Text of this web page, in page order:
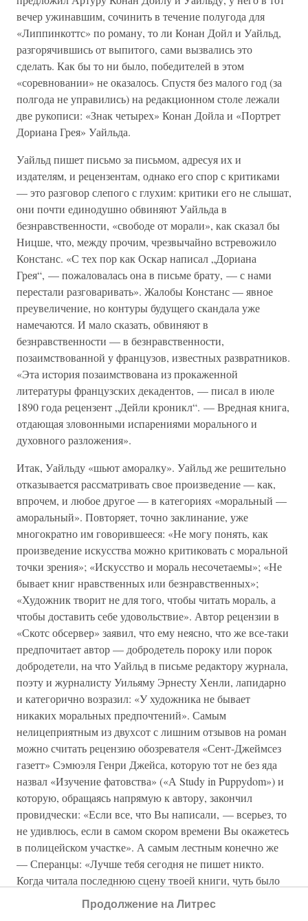
вечер ужинавшим, сочинить в течение полугода для
«Липпинкоттс» по роману, то ли Конан Дойл и Уайльд,
разгорячившись от выпитого, сами вызвались это
сделать. Как бы то ни было, победителей в этом
«соревновании» не оказалось. Спустя без малого год (за
полгода не управились) на редакционном столе лежали
две рукописи: «Знак четырех» Конан Дойла и «Портрет
Дориана Грея» Уайльда.
Уайльд пишет письмо за письмом, адресуя их и
издателям, и рецензентам, однако его спор с критиками
— это разговор слепого с глухим: критики его не слышат,
они почти единодушно обвиняют Уайльда в
безнравственности, «свободе от морали», как сказал бы
Ницше, что, между прочим, чрезвычайно встревожило
Констанс. «С тех пор как Оскар написал „Дориана
Грея“, — пожаловалась она в письме брату, — с нами
перестали разговаривать». Жалобы Констанс — явное
преувеличение, но контуры будущего скандала уже
намечаются. И мало сказать, обвиняют в
безнравственности — в безнравственности,
позаимствованной у французов, известных развратников.
«Эта история позаимствована из прокаженной
литературы французских декадентов, — писал в июле
1890 года рецензент „Дейли кроникл“. — Вредная книга,
отдающая зловонными испарениями морального и
духовного разложения».
Итак, Уайльду «шьют аморалку». Уайльд же решительно
отказывается рассматривать свое произведение — как,
впрочем, и любое другое — в категориях «моральный —
аморальный». Повторяет, точно заклинание, уже
многократно им говорившееся: «Не могу понять, как
произведение искусства можно критиковать с моральной
точки зрения»; «Искусство и мораль несочетаемы»; «Не
бывает книг нравственных или безнравственных»;
«Художник творит не для того, чтобы читать мораль, а
чтобы доставить себе удовольствие». Автор рецензии в
«Скотс обсервер» заявил, что ему неясно, что же все-таки
предпочитает автор — добродетель пороку или порок
добродетели, на что Уайльд в письме редактору журнала,
поэту и журналисту Уильяму Эрнесту Хенли, лапидарно
и категорично возразил: «У художника не бывает
никаких моральных предпочтений». Самым
нелицеприятным из двухсот с лишним отзывов на роман
можно считать рецензию обозревателя «Сент-Джеймсез
газетт» Сэмюэля Генри Джейса, которую тот не без яда
назвал «Изучение фатовства» («А Study in Puppydom») и
которую, обращаясь напрямую к автору, закончил
провидчески: «Если все, что Вы написали, — всерьез, то
не удивлюсь, если в самом скором времени Вы окажетесь
в полицейском участке». А самым лестным конечно же
— Сперанцы: «Лучше тебя сегодня не пишет никто.
Когда читала последнюю сцену твоей книги, чуть было
не лишилась чувств». Ее бы устами…
Продолжение на Литрес